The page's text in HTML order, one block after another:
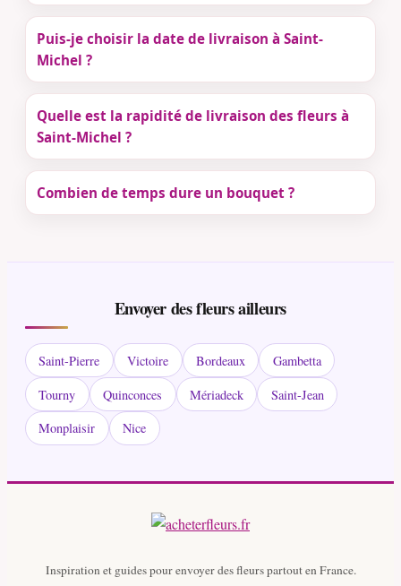
Puis-je choisir la date de livraison à Saint-
Michel ?
Quelle est la rapidité de livraison des fleurs à
Saint-Michel ?
Combien de temps dure un bouquet ?
Envoyer des fleurs ailleurs
Saint-Pierre Victoire Bordeaux
Gambetta
Tourny
Quinconces Mériadeck
Saint-Jean
Monplaisir
Nice
Inspiration et guides pour envoyer des fleurs partout en France.